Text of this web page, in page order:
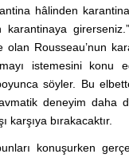
hâlinden
olan Rousseau’nun
istemesini konu
söyler. Bu
deneyim daha
karşıya bırakacaktır.
konuşurken